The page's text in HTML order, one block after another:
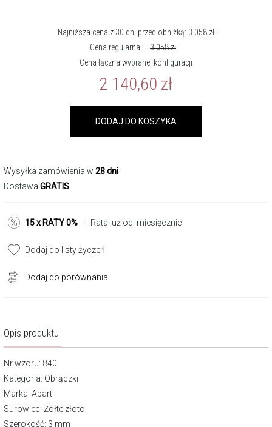
Najniższa cena z 30 dni przed obniżką: 3 058zł
Cena regularna:
3 058zł
Cena łączna wybranej konfiguracji
2 140,60 zł
DODAJ DO KOSZYKA
Wysyłka zamówienia w 28 dni
Dostawa GRATIS
15 x RATY 0% | Rata już od: miesięcznie
Dodaj do listy życzeń
Dodaj do porównania
Opis produktu
Nr wzoru: 840
Kategoria: Obrączki
Marka: Apart
Surowiec: Żółte złoto
Szerokość: 3 mm